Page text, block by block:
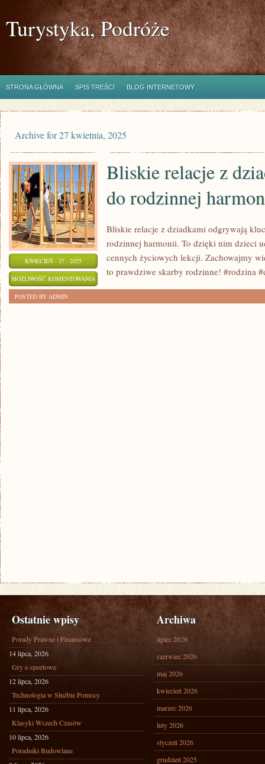
Turystyka, Podróże
STRONA GŁÓWNA SPIS TREŚCI BLOG INTERNETOWY
Archive for 27 kwietnia, 2025
KWIECIEŃ - 27 - 2025
MOŻLIWOŚĆ KOMENTOWANIA BLISKIE
ZOSTAŁA WYŁĄCZONA
Bliskie relacje z
do rodzinnej
Bliskie relacje z dziadkami odgrywają
rodzinnej harmonii. To dzięki nim dzieci
cennych życiowych lekcji. Zachowajmy
to prawdziwe skarby rodzinne! #rodzina
POSTED BY ADMIN
Ostatnie wpisy
Porady Prawne i Finansowe
14 lipca, 2026
Gry e-sportowe
12 lipca, 2026
Technologia w Służbie Pomocy
11 lipca, 2026
Klasyki Wszech Czasów
10 lipca, 2026
Poradniki Budowlane
Archiwa
lipiec 2026
czerwiec 2026
maj 2026
kwiecień 2026
marzec 2026
luty 2026
styczeń 2026
grudzień 2025